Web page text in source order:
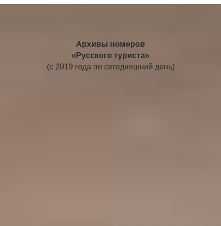
Архивы номеров
«Русского туриста»
(с 2019 года по сегодняшний день)